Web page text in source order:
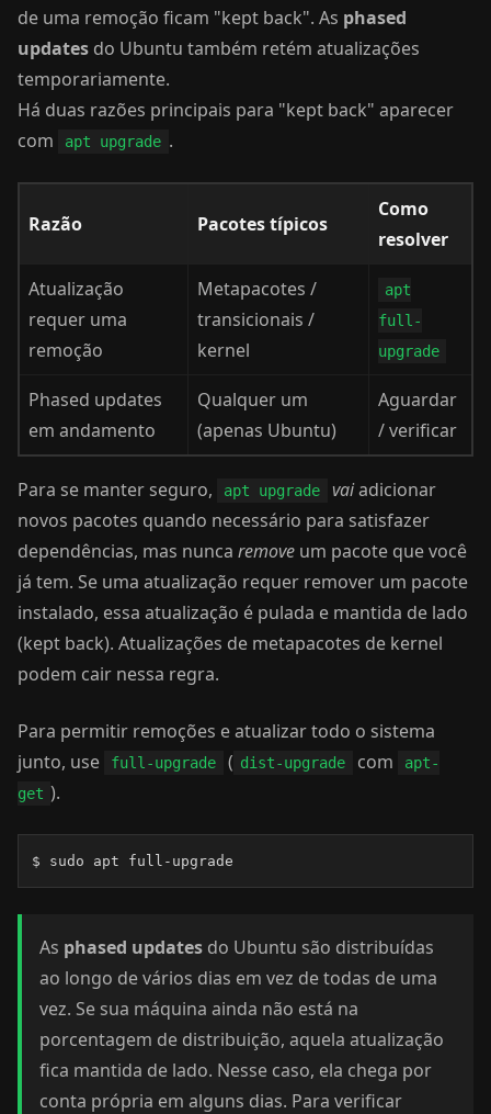
de uma remoção ficam "kept back". As phased
updates do Ubuntu também retém atualizações
temporariamente.
Há duas razões principais para "kept back" aparecer
com
apt upgrade .
Razão Pacotes típicos
Como
resolver
Atualização
requer uma
remoção
Metapacotes /
transicionais /
kernel
apt
full-
upgrade
Phased updates
em andamento
Qualquer um
(apenas Ubuntu)
Aguardar
/ verificar
Para se manter seguro, apt upgrade vaiadicionar
novos pacotes quando necessário para satisfazer
dependências, mas nunca remove um pacote que você
já tem. Se uma atualização requer remover um pacote
instalado, essa atualização é pulada e mantida de lado
(kept back). Atualizações de metapacotes de kernel
podem cair nessa regra.
Para permitir remoções e atualizar todo o sistema
junto, use
full-upgrade ( dist-upgrade com
apt-
get ).
$ sudo apt full-upgrade
As phased updates do Ubuntu são distribuídas
ao longo de vários dias em vez de todas de uma
vez. Se sua máquina ainda não está na
porcentagem de distribuição, aquela atualização
fica mantida de lado. Nesse caso, ela chega por
conta própria em alguns dias. Para verificar